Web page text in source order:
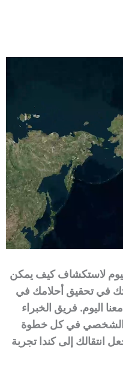
لاستكشاف كيف يمكن
في تحقيق أحلامك في
اليوم. فريق الخبراء
الشخصي في كل خطوة
إلى كندا تجربة